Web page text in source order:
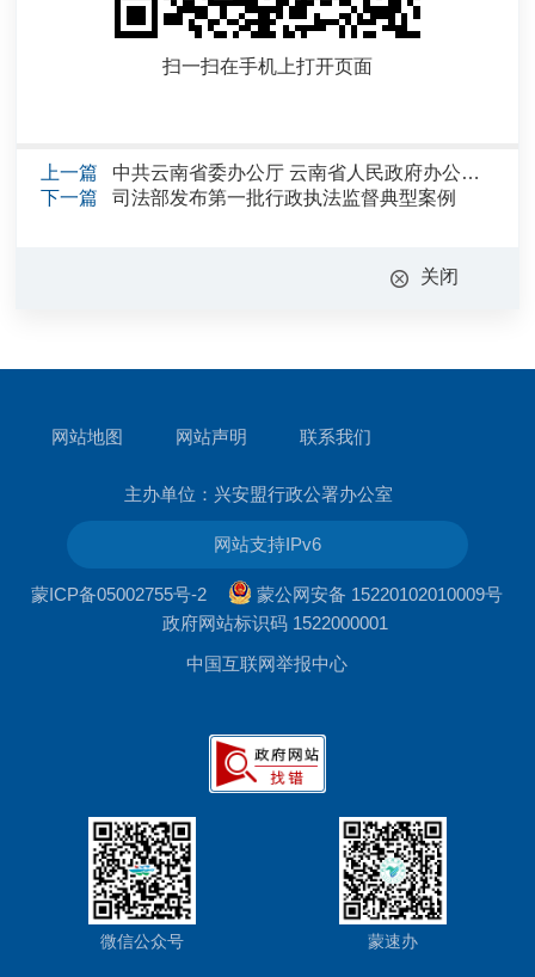
扫一扫在手机上打开页面
上一篇
中共云南省委办公厅 云南省人民政府办公厅关于印发《云南省服务企业需求厅局长“坐诊”、“巡诊”、“上门...
下一篇
司法部发布第一批行政执法监督典型案例
关闭
网站地图 网站声明 联系我们
主办单位：兴安盟行政公署办公室
网站支持IPv6
蒙ICP备05002755号-2
蒙公网安备 15220102010009号
政府网站标识码 1522000001
中国互联网举报中心
微信公众号 蒙速办